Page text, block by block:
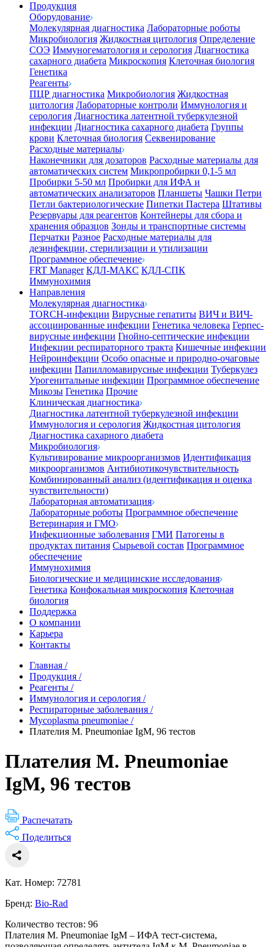
Продукция
Оборудование
Молекулярная диагностика Лабораторные роботы
Микробиология Жидкостная цитология Определение
СОЭ Иммуногематология и серология Диагностика
сахарного диабета Микроскопия Клеточная биология
Генетика
Реагенты
ПЦР диагностика Микробиология Жидкостная
цитология Лабораторные контроли Иммунология и
серология Диагностика латентной туберкулезной
инфекции Диагностика сахарного диабета Группы
крови Клеточная биология Секвенирование
Расходные материалы
Наконечники для дозаторов Расходные материалы для
автоматических систем Микропробирки 0,1-5 мл
Пробирки 5-50 мл Пробирки для ИФА и
автоматических анализаторов Планшеты Чашки Петри
Петли бактериологические Пипетки Пастера Штативы
Резервуары для реагентов Контейнеры для сбора и
хранения образцов Зонды и транспортные системы
Перчатки Разное Расходные материалы для
дезинфекции, стерилизации и утилизации
Программное обеспечение
FRT Manager КДЛ-МАКС КДЛ-СПК
Иммунохимия
Направления
Молекулярная диагностика
TORCH-инфекции Вирусные гепатиты ВИЧ и ВИЧ-
ассоциированные инфекции Генетика человека Герпес-
вирусные инфекции Гнойно-септические инфекции
Инфекции респираторного тракта Кишечные инфекции
Нейроинфекции Особо опасные и природно-очаговые
инфекции Папилломавирусные инфекции Туберкулез
Урогенитальные инфекции Программное обеспечение
Микозы Генетика Прочие
Клиническая диагностика
Диагностика латентной туберкулезной инфекции
Иммунология и серология Жидкостная цитология
Диагностика сахарного диабета
Микробиология
Культивирование микроорганизмов Идентификация
микроорганизмов Антибиотикочувствительность
Комбинированный анализ (идентификация и оценка
чувствительности)
Лабораторная автоматизация
Лабораторные роботы Программное обеспечение
Ветеринария и ГМО
Инфекционные заболевания ГМИ Патогены в
продуктах питания Сырьевой состав Программное
обеспечение
Иммунохимия
Биологические и медицинские исследования
Генетика Конфокальная микроскопия Клеточная
биология
Поддержка
О компании
Карьера
Контакты
Главная /
Продукция /
Реагенты /
Иммунология и серология /
Респираторные заболевания /
Mycoplasma pneumoniae /
Плателия M. Pneumoniae IgM, 96 тестов
Плателия M. Pneumoniae
IgM, 96 тестов
Распечатать
Поделиться
Кат. Номер: 72781
Бренд: Bio-Rad
Количество тестов: 96
Плателия M. Pneumoniae IgM – ИФА тест-система,